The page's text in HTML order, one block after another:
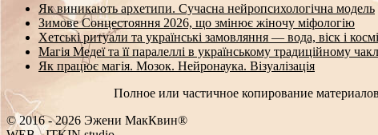
Як виникають архетипи. Сучасна нейропсихологічна модель
Зимове Сонцестояння 2026, що змінює жіночу міфологію
Хетські ритуали та українські замовляння — вода, віск і
Магія Медеї та її паралеллі в українському традиційному
Як працює магія. Мозок. Нейронаука. Візуалізація
Полное или частичное копирование
© 2016 - 2026 Эжени МакКвин®